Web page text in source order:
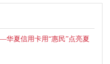
华夏信用卡用“惠民”点亮夏